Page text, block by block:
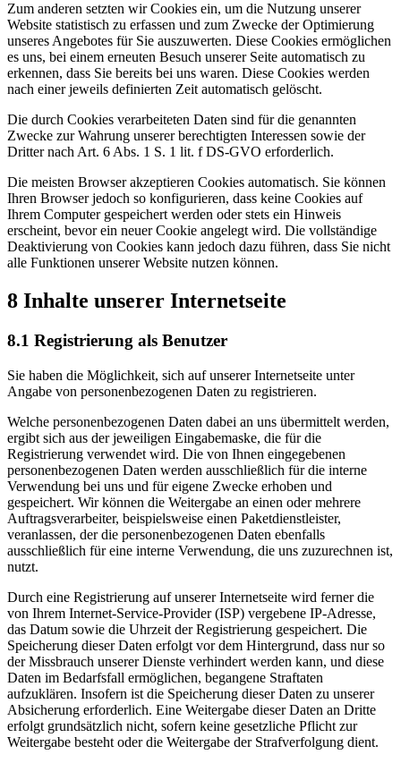
Zum anderen setzten wir Cookies ein, um die Nutzung unserer
Website statistisch zu erfassen und zum Zwecke der Optimierung
unseres Angebotes für Sie auszuwerten. Diese Cookies ermöglichen
es uns, bei einem erneuten Besuch unserer Seite automatisch zu
erkennen, dass Sie bereits bei uns waren. Diese Cookies werden
nach einer jeweils definierten Zeit automatisch gelöscht.
Die durch Cookies verarbeiteten Daten sind für die genannten
Zwecke zur Wahrung unserer berechtigten Interessen sowie der
Dritter nach Art. 6 Abs. 1 S. 1 lit. f DS-GVO erforderlich.
Die meisten Browser akzeptieren Cookies automatisch. Sie können
Ihren Browser jedoch so konfigurieren, dass keine Cookies auf
Ihrem Computer gespeichert werden oder stets ein Hinweis
erscheint, bevor ein neuer Cookie angelegt wird. Die vollständige
Deaktivierung von Cookies kann jedoch dazu führen, dass Sie nicht
alle Funktionen unserer Website nutzen können.
8 Inhalte unserer Internetseite
8.1 Registrierung als Benutzer
Sie haben die Möglichkeit, sich auf unserer Internetseite unter
Angabe von personenbezogenen Daten zu registrieren.
Welche personenbezogenen Daten dabei an uns übermittelt werden,
ergibt sich aus der jeweiligen Eingabemaske, die für die
Registrierung verwendet wird. Die von Ihnen eingegebenen
personenbezogenen Daten werden ausschließlich für die interne
Verwendung bei uns und für eigene Zwecke erhoben und
gespeichert. Wir können die Weitergabe an einen oder mehrere
Auftragsverarbeiter, beispielsweise einen Paketdienstleister,
veranlassen, der die personenbezogenen Daten ebenfalls
ausschließlich für eine interne Verwendung, die uns zuzurechnen ist,
nutzt.
Durch eine Registrierung auf unserer Internetseite wird ferner die
von Ihrem Internet-Service-Provider (ISP) vergebene IP-Adresse,
das Datum sowie die Uhrzeit der Registrierung gespeichert. Die
Speicherung dieser Daten erfolgt vor dem Hintergrund, dass nur so
der Missbrauch unserer Dienste verhindert werden kann, und diese
Daten im Bedarfsfall ermöglichen, begangene Straftaten
aufzuklären. Insofern ist die Speicherung dieser Daten zu unserer
Absicherung erforderlich. Eine Weitergabe dieser Daten an Dritte
erfolgt grundsätzlich nicht, sofern keine gesetzliche Pflicht zur
Weitergabe besteht oder die Weitergabe der Strafverfolgung dient.